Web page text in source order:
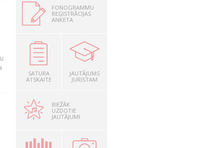
FONOGRAMMU
REĢISTRĀCIJAS
ANKETA
SATURA
ATSKAITE
JAUTĀJUMS
JURISTAM
BIEŽĀK
UZDOTIE
JAUTĀJUMI